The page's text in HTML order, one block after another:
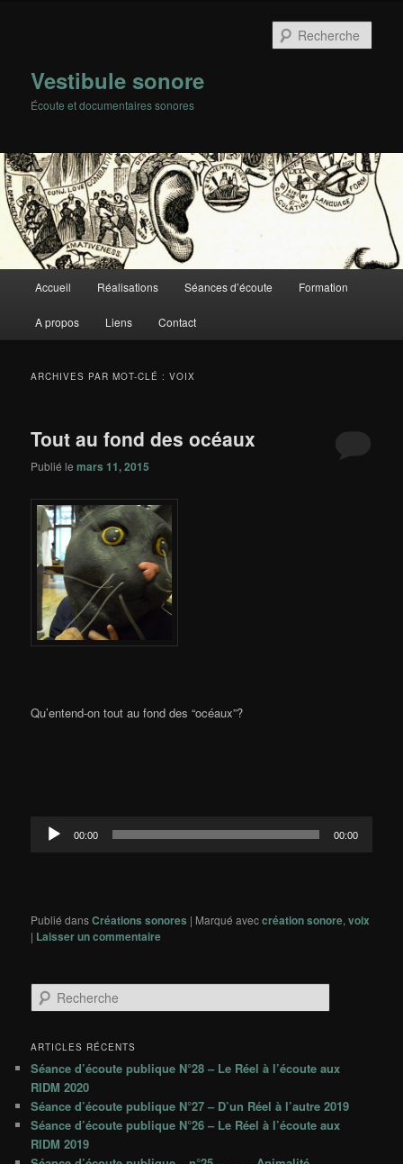
Vestibule sonore
Écoute et documentaires sonores
principal
Aller
au
Aller
au
Accueil Réalisations Séances d’écoute Formation
A propos Liens Contact
ARCHIVES PAR MOT-CLÉ :VOIX
Tout au fond des océaux
Publié lemars 11, 2015
Qu’entend-on tout au fond des “océaux”?
Lecteur
audio
00:00 00:00
Publié dansCréations sonores | Marqué aveccréation sonore,voix
| Laisser un commentaire
e
h
r
c
h
e
ARTICLES RÉCENTS
Séance d’écoute publique N°28 – Le Réel à l’écoute aux
RIDM 2020
Séance d’écoute publique N°27 – D’un Réel à l’autre 2019
Séance d’écoute publique N°26 – Le Réel à l’écoute aux
RIDM 2019